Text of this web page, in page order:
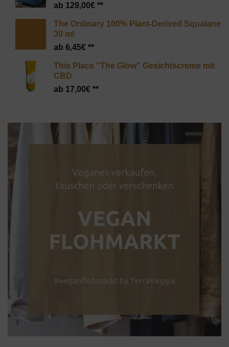
129,00€
The Ordinary 100% Plant-Derived Squalane
30 ml
6,45€
This Place "The Glow" Gesichtscreme mit
CBD
17,00€